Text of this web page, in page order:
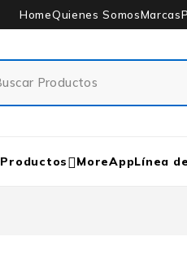
HomeQuienes SomosMarcas
Productos MoreAppLínea